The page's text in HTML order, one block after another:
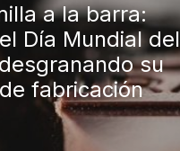
a la barra:
Día Mundial del
su
fabricación